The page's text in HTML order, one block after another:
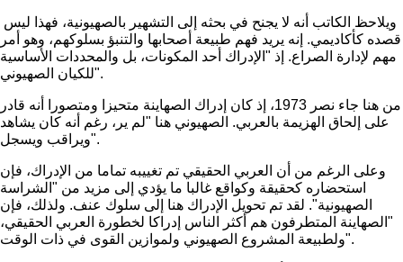
قصده كأكاديمي. إنه يريد فهم طبيعة أصحابها والتنبؤ بسلوكهم، وهو أمر
مهم لإدارة الصراع. إذ "الإدراك أحد المكونات، بل والمحددات الأساسية
للكيان الصهيوني".
من هنا جاء نصر 1973، إذ كان إدراك الصهاينة متحيزا ومتصورا أنه قادر
على إلحاق الهزيمة بالعربي. الصهيوني هنا "لم ير، رغم أنه كان يشاهد
ويراقب ويسجل".
وعلى الرغم من أن العربي الحقيقي تم تغييبه تماما من الإدراك، فإن
استحضاره كحقيقة وكواقع غالبا ما يؤدي إلى مزيد من "الشراسة
الصهيونية". لقد تم تحويل الإدراك هنا إلى سلوك عنف. ولذلك، فإن
"الصهاينة المتطرفون هم أكثر الناس إدراكا لخطورة العربي الحقيقي،
ولطبيعة المشروع الصهيوني ولموازين القوى في ذات الوقت".